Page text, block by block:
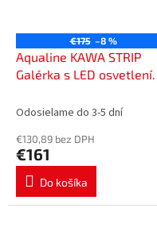
€175 –8 %
Aqualine KAWA STRIP
Galérka s LED osvetlením
WGL50S
Odosielame do 3-5 dní
€130,89 bez DPH
€161
Do košíka